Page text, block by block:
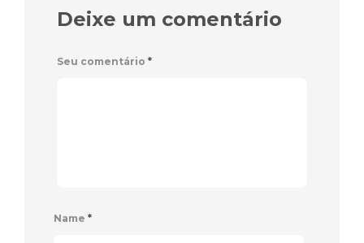
Deixe um comentário
Seu comentário *
Name *